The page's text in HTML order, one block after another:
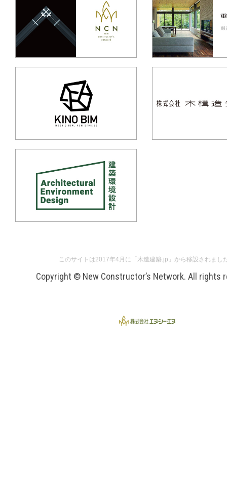
このサイトは2017年4月に「木造建築.jp」から移設されまし
Copyright © New Constructor’s Network. All rights